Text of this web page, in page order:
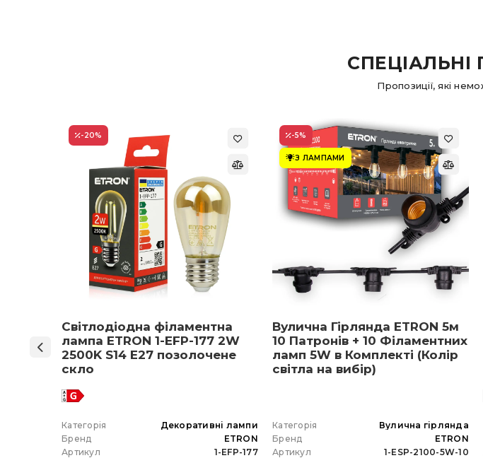
СПЕЦІАЛЬНІ
Пропозиції, які
-20%
Світлодіодна філаментна
лампа ETRON 1-EFP-177 2W
2500K S14 E27 позолочене
скло
Категорія
Декоративні лампи
Бренд
ETRON
Артикул
1-EFP-177
-5%
З ЛАМПАМИ
Вулична Гірлянда ETRON 5м
10 Патронів + 10 Філаментних
ламп 5W в Комплекті (Колір
світла на вибір)
Категорія
Вулична гірлянда
Бренд
ETRON
Артикул
1-ESP-2100-5W-10